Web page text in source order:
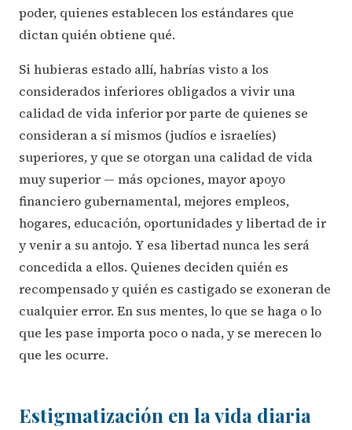
poder, quienes establecen los estándares que
dictan quién obtiene qué.
Si hubieras estado allí, habrías visto a los
considerados inferiores obligados a vivir una
calidad de vida inferior por parte de quienes se
consideran a sí mismos (judíos e israelíes)
superiores, y que se otorgan una calidad de vida
muy superior — más opciones, mayor apoyo
financiero gubernamental, mejores empleos,
hogares, educación, oportunidades y libertad de ir
y venir a su antojo. Y esa libertad nunca les será
concedida a ellos. Quienes deciden quién es
recompensado y quién es castigado se exoneran de
cualquier error. En sus mentes, lo que se haga o lo
que les pase importa poco o nada, y se merecen lo
que les ocurre.
Estigmatización en la vida diaria